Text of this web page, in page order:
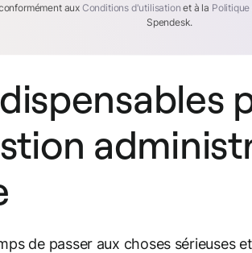
auxConditions d'utilisation et à la
Spendesk.
de passer aux choses sérieuses